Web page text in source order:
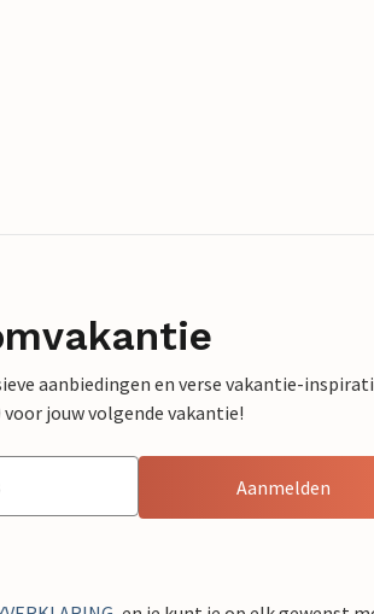
aanbiedingen en verse vakantie-
jouw volgende vakantie!
Aanmelden